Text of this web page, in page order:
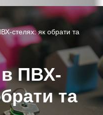
стелях: як обрати та
в ПВХ-
та